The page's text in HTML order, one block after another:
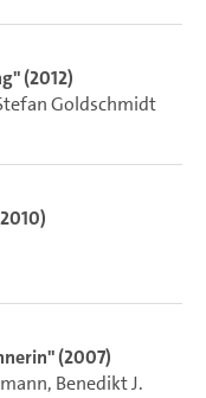
(2012)
Goldschmidt
(2007)
, Benedikt J.